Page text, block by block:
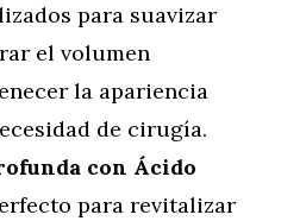
para suavizar
el volumen
la apariencia
de cirugía.
con Ácido
para revitalizar